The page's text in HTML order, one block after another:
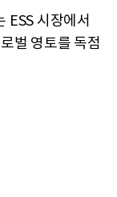
ESS 시장에서
벌 영토를 독점